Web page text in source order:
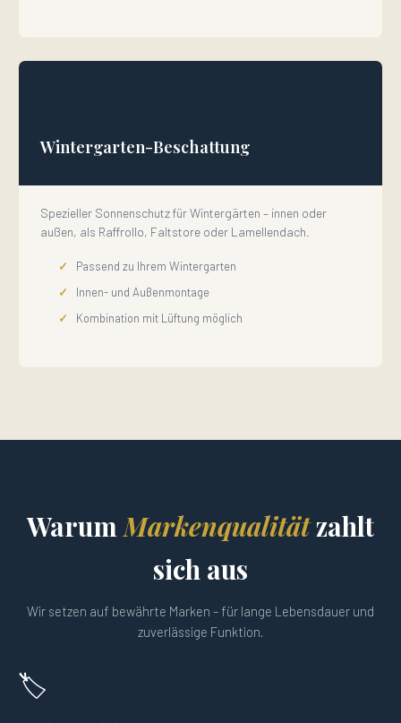
Wintergarten-Beschattung
Spezieller Sonnenschutz für Wintergärten – innen oder
außen, als Raffrollo, Faltstore oder Lamellendach.
Passend zu Ihrem Wintergarten
Innen- und Außenmontage
Kombination mit Lüftung möglich
Warum Markenqualitätzahlt
sich aus
Wir setzen auf bewährte Marken – für lange Lebensdauer und
zuverlässige Funktion.
🏷️